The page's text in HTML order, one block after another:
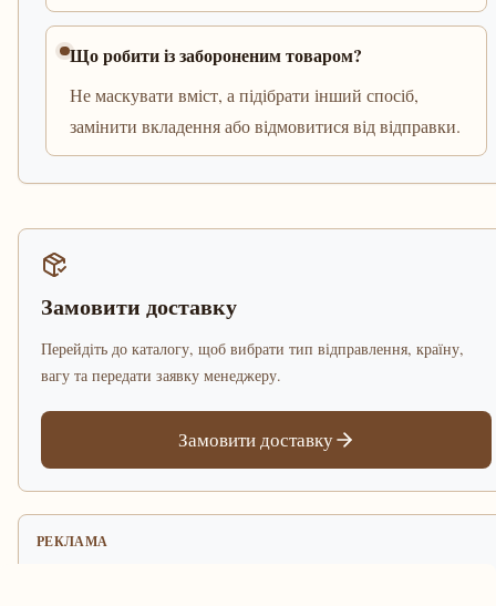
Що робити із забороненим товаром?
Не маскувати вміст, а підібрати інший спосіб,
замінити вкладення або відмовитися від відправки.
Замовити доставку
Перейдіть до каталогу, щоб вибрати тип відправлення, країну,
вагу та передати заявку менеджеру.
Замовити доставку
РЕКЛАМА